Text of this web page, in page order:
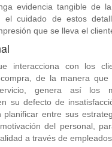
evidencia tangible de
el cuidado de estos
que se lleva el
interacciona con los
de la manera que
genera así los
su defecto de
planificar entre sus
del personal,
a través de